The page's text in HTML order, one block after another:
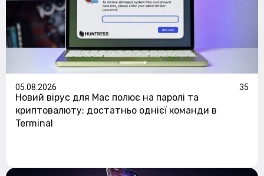
05.08.2026 35
Новий вірус для Mac полює на паролі та
криптовалюту: достатньо однієї команди в
Terminal